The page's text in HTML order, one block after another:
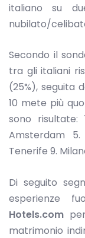
italiano su
nubilato/
Secondo il
tra gli italiani
(25%), seguita
10 mete più
sono risultate:
Amsterdam
Tenerife 9.
Di seguito
esperienze
Hotels.com
matrimonio